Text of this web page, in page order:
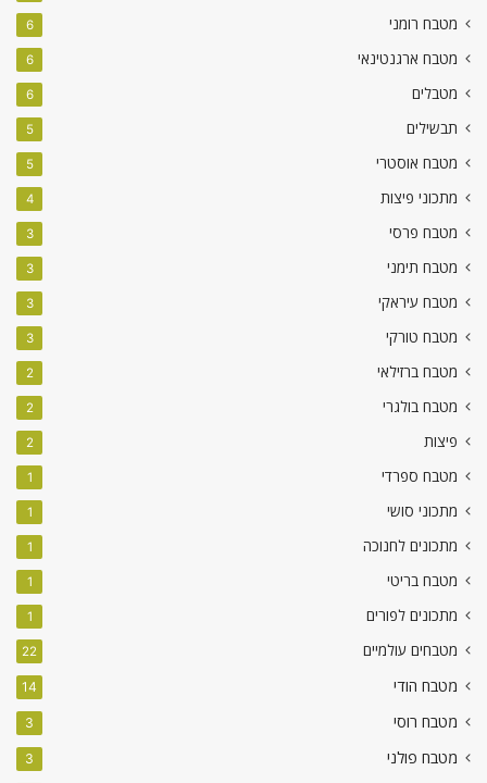
מטבח רומני 6
מטבח ארגנטינאי 6
מטבלים 6
תבשילים 5
מטבח אוסטרי 5
מתכוני פיצות 4
מטבח פרסי 3
מטבח תימני 3
מטבח עיראקי 3
מטבח טורקי 3
מטבח ברזילאי 2
מטבח בולגרי 2
פיצות 2
מטבח ספרדי 1
מתכוני סושי 1
מתכונים לחנוכה 1
מטבח בריטי 1
מתכונים לפורים 1
מטבחים עולמיים 22
מטבח הודי 14
מטבח רוסי 3
מטבח פולני 3